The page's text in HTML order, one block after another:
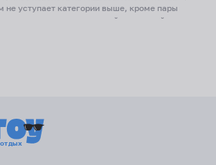
не уступает категории выше, кроме пары
проходят просто: утренний купальный круг,
пальм, закат с розовым небом. Если
у тихой лагуны; для любителей
мир важен «домашний риф» в пешей
ветров удобны бухты, закрытые рифом: вода
при волнении в открытом океане. Семь